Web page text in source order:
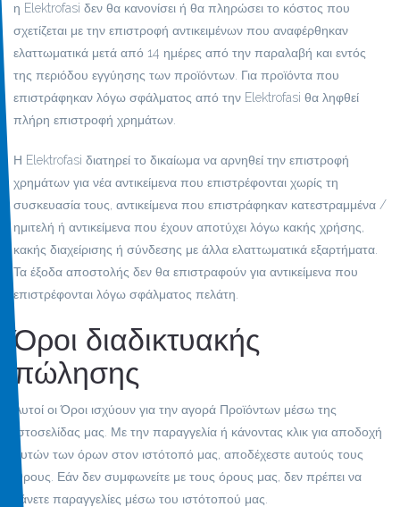
η Elektrofasi δεν θα κανονίσει ή θα πληρώσει το κόστος που
σχετίζεται με την επιστροφή αντικειμένων που αναφέρθηκαν
ελαττωματικά μετά από 14 ημέρες από την παραλαβή και εντός
της περιόδου εγγύησης των προϊόντων. Για προϊόντα που
επιστράφηκαν λόγω σφάλματος από την Elektrofasi θα ληφθεί
πλήρη επιστροφή χρημάτων.
Η Elektrofasi διατηρεί το δικαίωμα να αρνηθεί την επιστροφή
χρημάτων για νέα αντικείμενα που επιστρέφονται χωρίς τη
συσκευασία τους, αντικείμενα που επιστράφηκαν κατεστραμμένα /
ημιτελή ή αντικείμενα που έχουν αποτύχει λόγω κακής χρήσης,
κακής διαχείρισης ή σύνδεσης με άλλα ελαττωματικά εξαρτήματα.
Τα έξοδα αποστολής δεν θα επιστραφούν για αντικείμενα που
επιστρέφονται λόγω σφάλματος πελάτη.
Όροι διαδικτυακής
πώλησης
Αυτοί οι Όροι ισχύουν για την αγορά Προϊόντων μέσω της
Ιστοσελίδας μας. Με την παραγγελία ή κάνοντας κλικ για αποδοχή
αυτών των όρων στον ιστότοπό μας, αποδέχεστε αυτούς τους
Όρους. Εάν δεν συμφωνείτε με τους όρους μας, δεν πρέπει να
κάνετε παραγγελίες μέσω του ιστότοπού μας.